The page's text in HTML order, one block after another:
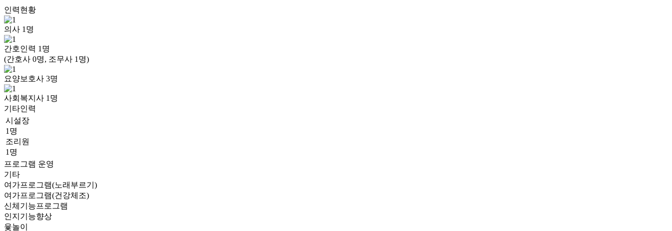
인력현황
의사 1 명
간호인력 1 명
(간호사 0명, 조무사 1명)
요양보호사 3명
사회복지사 1 명
기타인력
시설장
1명
조리원
1명
프로그램 운영
기타
여가프로그램(노래부르기)
여가프로그램(건강체조)
신체기능프로그램
인지기능향상
윷놀이